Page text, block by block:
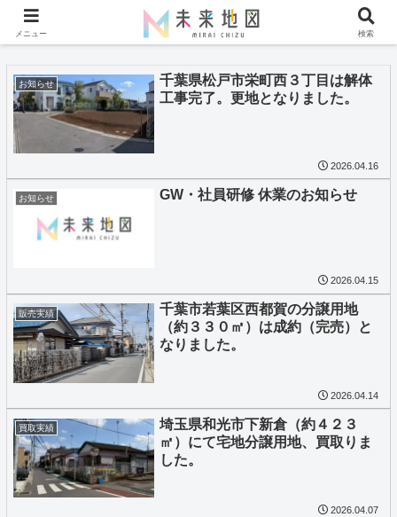
お知らせ
千葉県松戸市栄町西３丁目は解体
工事完了。更地となりました。
2026.04.16
お知らせ GW・社員研修 休業のお知らせ
2026.04.15
販売実績
千葉市若葉区西都賀の分譲用地
（約３３０㎡）は成約（完売）と
なりました。
2026.04.14
買取実績
埼玉県和光市下新倉（約４２３
㎡）にて宅地分譲用地、買取りま
した。
2026.04.07
メニュー 検索